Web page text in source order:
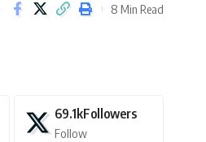
8 Min Read
69.1kFollowers
Follow